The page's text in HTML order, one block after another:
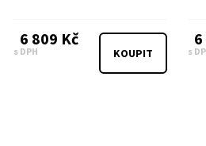
6 809 Kč
s DPH KOUPIT s